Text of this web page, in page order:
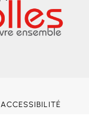
ACCESSIBILITÉ